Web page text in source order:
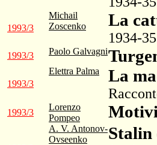
1993/3
Michail
Zoscenko
La
1934-35
1993/3 Paolo Galvagni
1993/3
Elettra Palma La
1993/3
Lorenzo
Pompeo
Motivi
A. V. Antonov-
Ovseenko
Stalin